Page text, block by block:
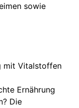
sowie
mit Vitalstoffen
Ernährung
Die